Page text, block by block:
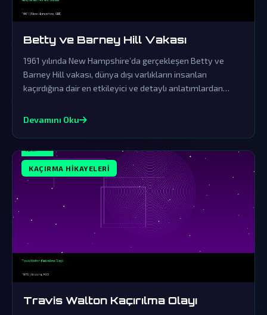
Betty ve Barney Hill Vakası
1961 yılında New Hampshire’da gerçekleşen Betty ve
Barney Hill vakası, dünya dışı varlıkların insanları
kaçırdığına dair en etkileyici ve detaylı anlatımlardan
durarak, bu olayın ardındaki gerçekler gizemini korumaya
Devamını Oku
KAÇIRMA HIKAYELERI
Travis Walton Kaçırılma Olayı